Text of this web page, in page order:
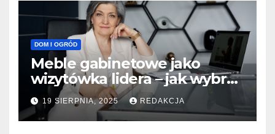
DOM I OGRÓD
Meble gabinetowe jako
wizytówka lidera – jak wybrać
wyposażenie gabinetu
prezesa, by podkreślić
profesjonalizm i styl?
19 SIERPNIA, 2025 REDAKCJA